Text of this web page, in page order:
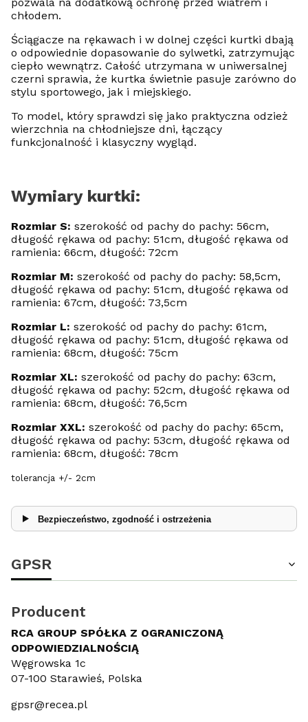
chłodem.
Ściągacze na rękawach i w dolnej części kurtki dbają
o odpowiednie dopasowanie do sylwetki, zatrzymując
ciepło wewnątrz. Całość utrzymana w uniwersalnej
czerni sprawia, że kurtka świetnie pasuje zarówno do
stylu sportowego, jak i miejskiego.
To model, który sprawdzi się jako praktyczna odzież
wierzchnia na chłodniejsze dni, łączący
funkcjonalność i klasyczny wygląd.
Wymiary kurtki:
Rozmiar S: szerokość od pachy do pachy: 56cm,
długość rękawa od pachy: 51cm, długość rękawa od
ramienia: 66cm, długość: 72cm
Rozmiar M: szerokość od pachy do pachy: 58,5cm,
długość rękawa od pachy: 51cm, długość rękawa od
ramienia: 67cm, długość: 73,5cm
Rozmiar L: szerokość od pachy do pachy: 61cm,
długość rękawa od pachy: 51cm, długość rękawa od
ramienia: 68cm, długość: 75cm
Rozmiar XL: szerokość od pachy do pachy: 63cm,
długość rękawa od pachy: 52cm, długość rękawa od
ramienia: 68cm, długość: 76,5cm
Rozmiar XXL: szerokość od pachy do pachy: 65cm,
długość rękawa od pachy: 53cm, długość rękawa od
ramienia: 68cm, długość: 78cm
tolerancja +/- 2cm
Bezpieczeństwo, zgodność i ostrzeżenia
GPSR
Producent
RCA GROUP SPÓŁKA Z OGRANICZONĄ
ODPOWIEDZIALNOŚCIĄ
Węgrowska 1c
07-100 Starawieś, Polska
gpsr@recea.pl